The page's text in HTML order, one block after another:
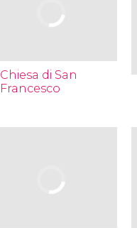
Chiesa di San
Francesco